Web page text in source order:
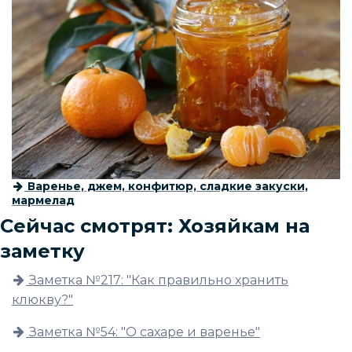
Варенье, джем, конфитюр, сладкие закуски,
мармелад
Сейчас смотрят: Хозяйкам на
заметку
Заметка №217: "Как правильно хранить
клюкву?"
Заметка №54: "О сахаре и варенье"